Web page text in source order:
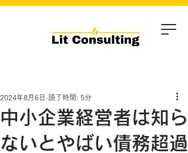
中小企業経営者は知ら
ないとやばい債務超過
2024年8月6日 読了時間: 5分